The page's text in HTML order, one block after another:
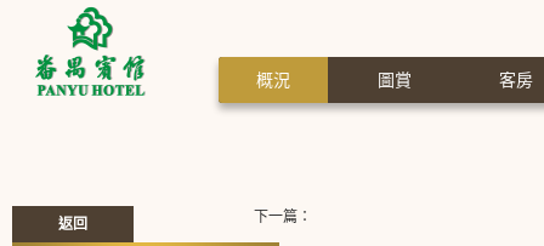
概況 圖賞 客房
下一篇：
返回